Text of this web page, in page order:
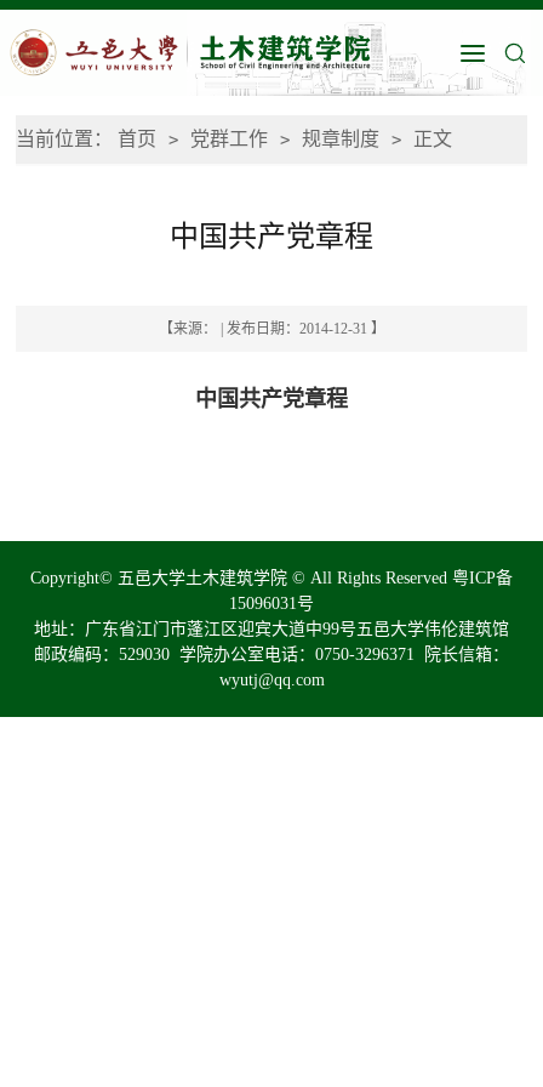
当前位置： 首页 > 党群工作 > 规章制度 > 正文
中国共产党章程
【来源： | 发布日期：2014-12-31 】
中国共产党章程
Copyright© 五邑大学土木建筑学院 © All Rights Reserved 粤ICP备
15096031号
地址：广东省江门市蓬江区迎宾大道中99号五邑大学伟伦建筑馆
邮政编码：529030 学院办公室电话：0750-3296371 院长信箱：
wyutj@qq.com